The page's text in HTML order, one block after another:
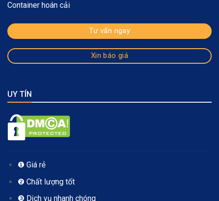
Container hoán cải
Tư vấn ngay
Xin báo giá
UY TÍN
❶ Giá rẻ
❷ Chất lượng tốt
❸ Dịch vụ nhanh chóng